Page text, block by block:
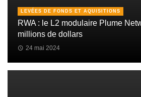
LEVÉES DE FONDS ET AQUISITIONS
RWA : le L2 modulaire Plume
millions de dollars
24 mai 2024